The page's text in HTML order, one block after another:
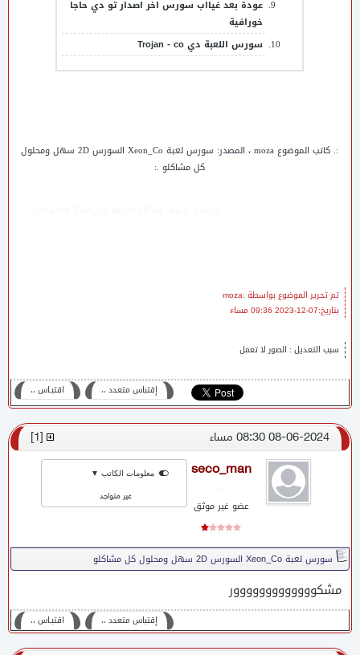
عودة بعد غيااب سورس اخر اصدار تو دي حاجا
خورافية
سورس اللعبة دي Trojan - co
:. كاتب الموضوعmoza، المصدر:
سورس لعبة Xeon_Co السورس 2D سهل ومحلول
كل مشاكلو.:
تم تحرير الموضوع بواسطة :moza
بتاريخ:07-12-2023 09:36 مساء
سبب التعديل : الصور لا تعمل
اقتبـاس ،، إقتباس متعدد ،،
08-06-2024 08:30 مساء 1
seco_man
عضو غير موثق
معلومات الكاتب ▼
غير متواجد
سورس لعبة Xeon_Co السورس 2D سهل ومحلول كل مشاكلو
مشكووووووووووووور
اقتبـاس ،، إقتباس متعدد ،،